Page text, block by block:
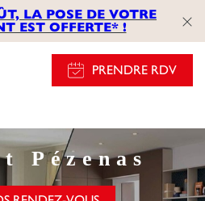
LA POSE DE VOTRE
EST OFFERTE* !
PRENDRE RDV
Pézenas